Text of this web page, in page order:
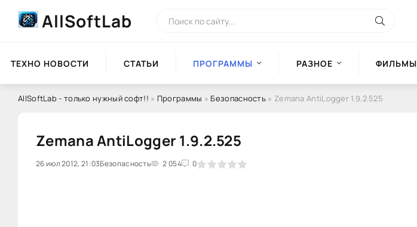
AllSoftLab
ТЕХНО НОВОСТИ СТАТЬИ ПРОГРАММЫ РАЗНОЕ ФИЛЬМЫ
AllSoftLab - только нужный софт!! » Программы » Безопасность » Zemana AntiLogger 1.9.2.525
Zemana AntiLogger 1.9.2.525
26 июл 2012, 21:03Безопасность 2 054 0
0 1 2 3 4 5